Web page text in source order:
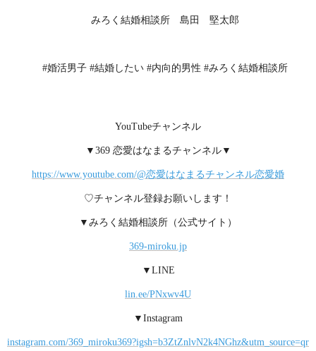
みろく結婚相談所 島田 堅太郎
#婚活男子 #結婚したい #内向的男性 #みろく結婚相談所
YouTubeチャンネル
▼369 恋愛はなまるチャンネル▼
https://www.youtube.com/@恋愛はなまるチャンネル恋愛婚
♡チャンネル登録お願いします！
▼みろく結婚相談所（公式サイト）
369-miroku.jp
▼LINE
lin.ee/PNxwv4U
▼Instagram
instagram.com/369_miroku369?igsh=b3ZtZnlvN2k4NGhz&utm_source=qr